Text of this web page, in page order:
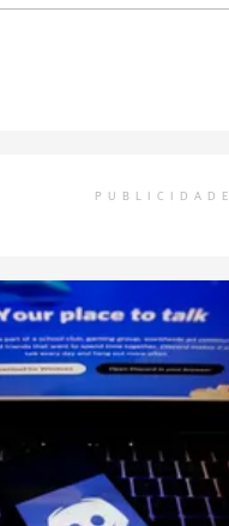
PUBLICIDADE